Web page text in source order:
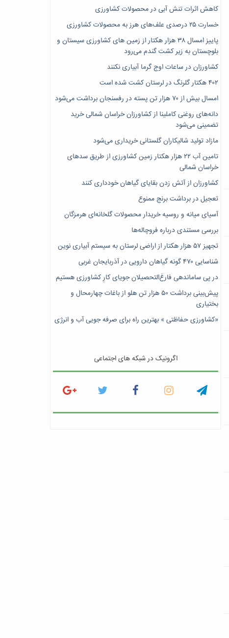
کاهش اثرات تنش آبی در محصولات کشاورزی
خسارت ۲۵ درصدی علف‌های هرز به محصولات کشاورزی
پاییز امسال ۳۸ هزار هکتار از زمین های کشاورزی سیستان و
بلوچستان به زیر کشت گندم می‌رود
کشاورزان در ساعات اوج گرما آبیاری نکنند
۴۰۲ هکتار گلرنگ در لرستان کشت شده است
امسال بیش از ۷۰ هزار تن پسته در رفسنجان برداشت می‌شود
دانه‌های روغنی کاملینا از کشاورزان خراسان شمالی خرید
تضمینی می‌شود
مازاد تولید شالیکاران گلستانی خریداری می‌شود
تامین آب ۲۲ هزار هکتار زمین کشاورزی از طریق سدهای
خراسان شمالی
کشاورزان از آتش زدن بقایای گیاهان خودداری کنند
تعجیل در برداشت برنج ممنوع
آسیای میانه و روسیه خریدار محصولات گلخانه‌ای هرمزگان
بررسی مستندی درباره فروچاله‌ها
تجهیز ۵۷ هزار هکتار از اراضی لرستان به سیستم آبیاری نوین
شناسایی ۴۷٠ گونه گیاهان دارویی در آذربایجان غربی
در پی ساماندهی فارغ‌التحصیلان جویای کارِ کشاورزی هستیم
پیش‎‌بینی برداشت ۵۰ هزار تن هلو از باغات چهارمحال و
بختیاری
«کشاورزی حفاظتی » بهترین راه برای صرفه جویی آب و انرژی
اگرونیک در شبکه های اجتماعی